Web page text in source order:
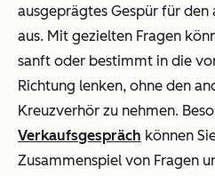
ausgeprägtes Gespür für
aus. Mit gezielten Fragen
sanft oder bestimmt in die
Richtung lenken, ohne den
Kreuzverhör zu nehmen.
Verkaufsgespräch können
Zusammenspiel von Fragen